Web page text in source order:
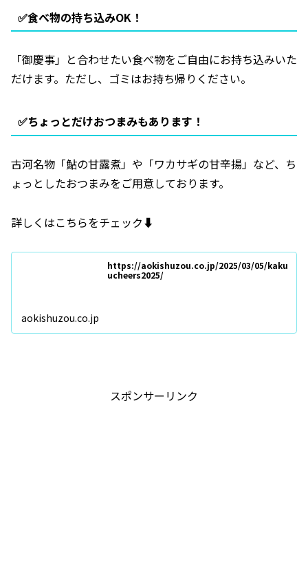
✅️食べ物の持ち込みOK！
「御慶事」と合わせたい食べ物をご自由にお持ち込みいた
だけます。ただし、ゴミはお持ち帰りください。
✅️ちょっとだけおつまみもあります！
古河名物「鮎の甘露煮」や「ワカサギの甘辛揚」など、ち
ょっとしたおつまみをご用意しております。
詳しくはこちらをチェック⬇️
https://aokishuzou.co.jp/2025/03/05/kaku
ucheers2025/
aokishuzou.co.jp
スポンサーリンク